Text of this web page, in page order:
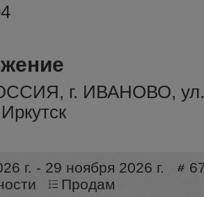
г. ИВАНОВО,
г. - 29 ноября 2026 г.
Продам